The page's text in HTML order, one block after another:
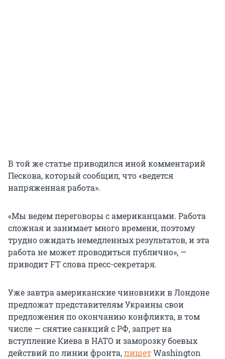
В той же статье приводился иной комментарий
Пескова, который сообщил, что «ведется
напряженная работа».
«Мы ведем переговоры с американцами. Работа
сложная и занимает много времени, поэтому
трудно ожидать немедленных результатов, и эта
работа не может проводиться публично», —
приводит FT слова пресс-секретаря.
Уже завтра американские чиновники в Лондоне
предложат представителям Украины свои
предложения по окончанию конфликта, в том
числе — снятие санкций с РФ, запрет на
вступление Киева в НАТО и заморозку боевых
действий по линии фронта,пишетWashington